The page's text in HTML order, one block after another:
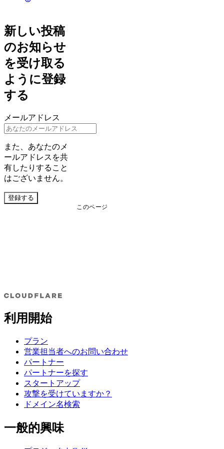
このページ
新しい投稿
のお知らせ
を受け取る
ように登録
する
メールアドレス
また、あなたのメ
ールアドレスを共
有したりすること
はございません。
登録する
利用開始
プラン
営業担当者へのお問い合わせ
パートナー
パートナーを探す
スタートアップ
攻撃を受けていますか？
ドメイン名検索
一般的興味